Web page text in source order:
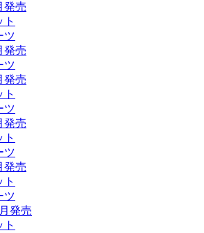
発売
ト
ツ
発売
ツ
発売
ト
ツ
発売
ト
ツ
発売
ト
ツ
発売
ト